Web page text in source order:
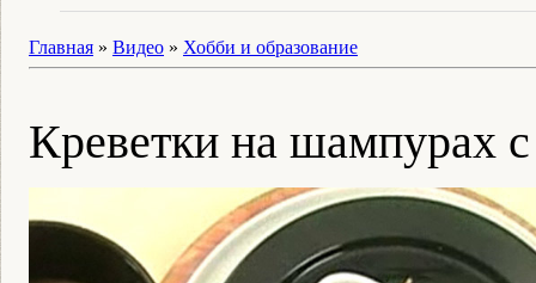
Главная » Видео » Хобби и образование
Креветки на шампурах